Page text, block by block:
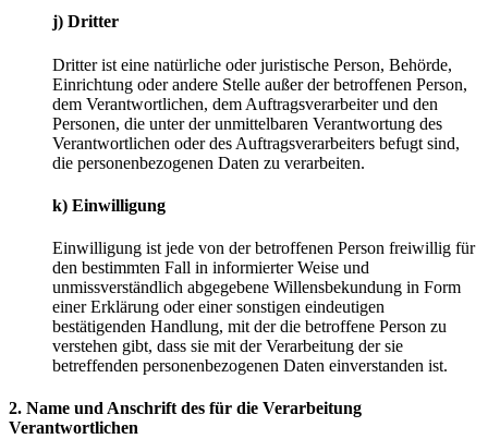
j) Dritter
Dritter ist eine natürliche oder juristische Person, Behörde,
Einrichtung oder andere Stelle außer der betroffenen Person,
dem Verantwortlichen, dem Auftragsverarbeiter und den
Personen, die unter der unmittelbaren Verantwortung des
Verantwortlichen oder des Auftragsverarbeiters befugt sind,
die personenbezogenen Daten zu verarbeiten.
k) Einwilligung
Einwilligung ist jede von der betroffenen Person freiwillig für
den bestimmten Fall in informierter Weise und
unmissverständlich abgegebene Willensbekundung in Form
einer Erklärung oder einer sonstigen eindeutigen
bestätigenden Handlung, mit der die betroffene Person zu
verstehen gibt, dass sie mit der Verarbeitung der sie
betreffenden personenbezogenen Daten einverstanden ist.
2. Name und Anschrift des für die Verarbeitung
Verantwortlichen